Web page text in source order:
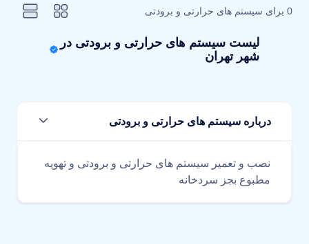
0 برای سیستم های حرارتی و برودتی
لیست سیستم های حرارتی و برودتی در
شهر تهران
درباره سیستم های حرارتی و برودتی
نصب و تعمیر سیستم های حرارتی و برودتی و تهویه
مطبوع بجز سردخانه